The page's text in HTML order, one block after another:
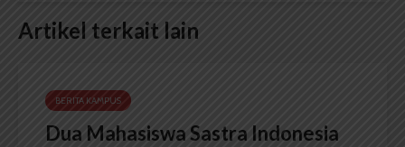
Artikel terkait lain
BERITA KAMPUS
Dua Mahasiswa Sastra Indonesia